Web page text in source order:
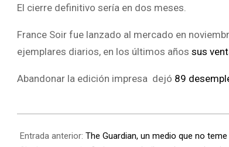
El cierre definitivo sería en dos meses.
France Soir fue lanzado al mercado en
ejemplares diarios, en los últimos años sus
Abandonar la edición impresa dejó 89
Entrada anterior: The Guardian, un medio que no